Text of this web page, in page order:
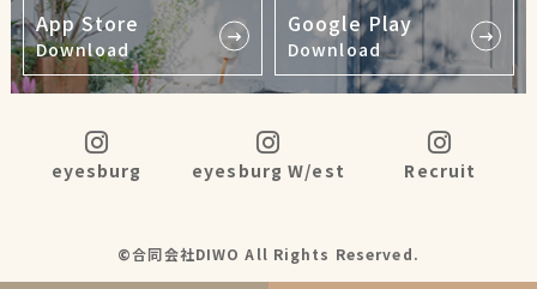
App Store
Download
Google Play
Download
eyesburg eyesburg W/est Recruit
©合同会社DIWO All Rights Reserved.